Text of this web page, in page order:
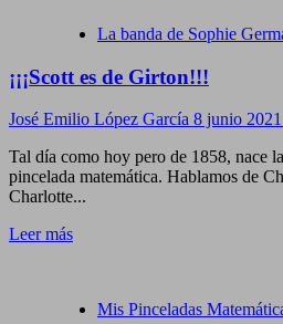
La banda de Sophie
¡¡¡Scott es de Girton!!!
José Emilio López García 8 junio 2021
Tal día como hoy pero de 1858, nace
pincelada matemática. Hablamos de
Charlotte...
Leer más
Mis Pinceladas